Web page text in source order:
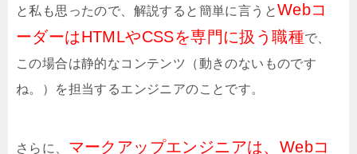
と私も思ったので、解説すると簡単に言うとWebコ
ーダーはHTMLやCSSを専門に扱う職種で、
この場合は静的なコンテンツ（動きのないものです
ね。）を担当するエンジニアのことです。
さらに、 マークアップエンジニアは、Webコ